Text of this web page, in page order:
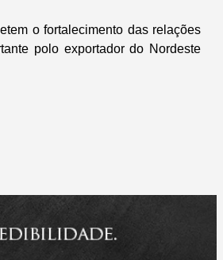
o fortalecimento das relações
polo exportador do Nordeste